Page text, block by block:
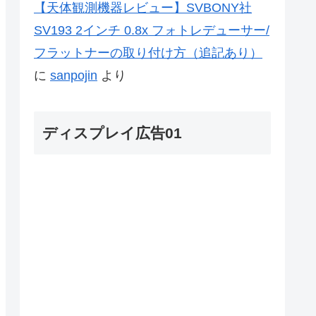
【天体観測機器レビュー】SVBONY社
SV193 2インチ 0.8x フォトレデューサー/
フラットナーの取り付け方（追記あり）
に sanpojin より
ディスプレイ広告01